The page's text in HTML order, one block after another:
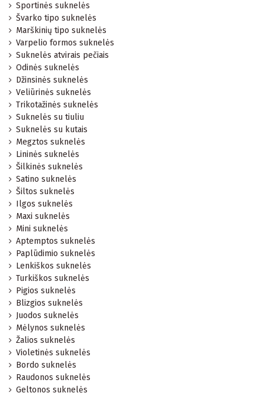
Sportinės suknelės
Švarko tipo suknelės
Marškinių tipo suknelės
Varpelio formos suknelės
Suknelės atvirais pečiais
Odinės suknelės
Džinsinės suknelės
Veliūrinės suknelės
Trikotažinės suknelės
Suknelės su tiuliu
Suknelės su kutais
Megztos suknelės
Lininės suknelės
Šilkinės suknelės
Satino suknelės
Šiltos suknelės
Ilgos suknelės
Maxi suknelės
Mini suknelės
Aptemptos suknelės
Paplūdimio suknelės
Lenkiškos suknelės
Turkiškos suknelės
Pigios suknelės
Blizgios suknelės
Juodos suknelės
Mėlynos suknelės
Žalios suknelės
Violetinės suknelės
Bordo suknelės
Raudonos suknelės
Geltonos suknelės